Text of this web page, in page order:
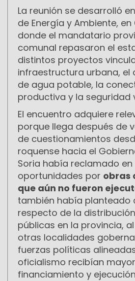
La reunión se desarrolló
de Energía y Ambiente, en
donde el mandatario
comunal repasaron el
distintos proyectos
infraestructura urbana, el
de agua potable, la
productiva y la seguridad
El encuentro adquiere
porque llega después de
de cuestionamientos
roquense hacia el
Soria había reclamado
oportunidades por obras
que aún no fueron
también había planteado
respecto de la
públicas en la provincia,
otras localidades
fuerzas políticas
oficialismo recibían
financiamiento y